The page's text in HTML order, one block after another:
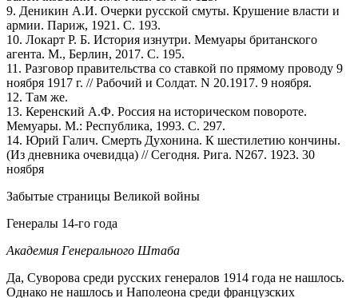
9. Деникин А.И. Очерки русской смуты. Крушение власти и
армии. Париж, 1921. С. 193.
10. Локарт Р. Б. История изнутри. Мемуары британского
агента. М., Берлин, 2017. С. 195.
11. Разговор правительства со ставкой по прямому проводу 9
ноября 1917 г. // Рабочий и Солдат. N 20.1917. 9 ноября.
12. Там же.
13. Керенский А.Ф. Россия на историческом повороте.
Мемуары. М.: Республика, 1993. С. 297.
14. Юрий Галич. Смерть Духонина. К шестилетию кончины.
(Из дневника очевидца) // Сегодня. Рига. N267. 1923. 30
ноября
Забытые страницы Великой войны
Генералы 14-го года
Академия Генерального Штаба
Да, Суворова среди русских генералов 1914 года не нашлось.
Однако не нашлось и Наполеона среди французских